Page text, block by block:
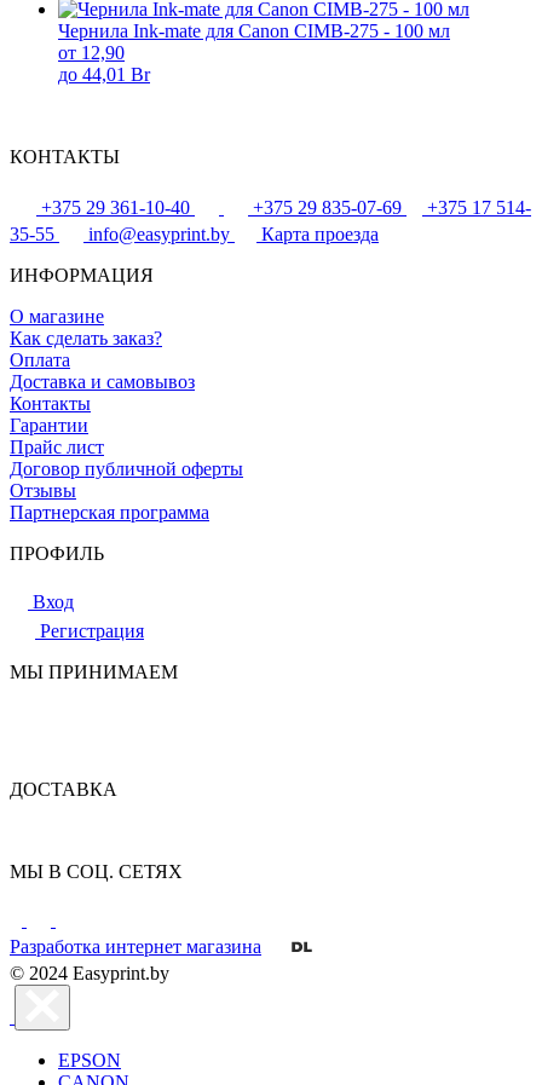
Чернила Ink-mate для Canon CIMB-275 - 100 мл
от 12,90
до 44,01 Br
КОНТАКТЫ
+375 29 361-10-40 +375 29 835-07-69
+375 17 514-
35-55
info@easyprint.by
Карта проезда
ИНФОРМАЦИЯ
О магазине
Как сделать заказ?
Оплата
Доставка и самовывоз
Контакты
Гарантии
Прайс лист
Договор публичной оферты
Отзывы
Партнерская программа
ПРОФИЛЬ
Вход
Регистрация
МЫ ПРИНИМАЕМ
ДОСТАВКА
МЫ В СОЦ. СЕТЯХ
Разработка интернет магазина
© 2024 Easyprint.by
EPSON